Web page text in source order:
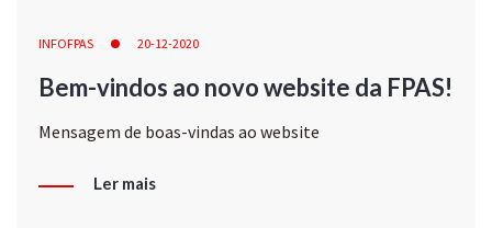
INFOFPAS 20-12-2020
Bem-vindos ao novo website da FPAS!
Mensagem de boas-vindas ao website
Ler mais